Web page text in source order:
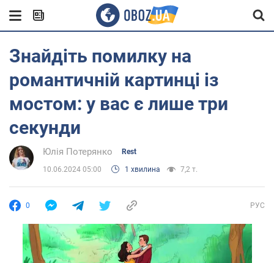
Знайдіть помилку на
романтичній картинці із
мостом: у вас є лише три
секунди
Юлія Потерянко Rest
10.06.2024 05:00 1 хвилина 7,2 т.
0 РУС